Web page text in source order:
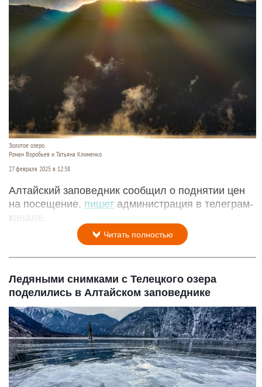
Золотое озеро.
Роман Воробьев и Татьяна Клименко
27 февраля 2025 в 12:38
Алтайский заповедник сообщил о поднятии цен
на посещение, пишет администрация в телеграм-
канале.
Читать полностью
Ледяными снимками с Телецкого озера
поделились в Алтайском заповеднике